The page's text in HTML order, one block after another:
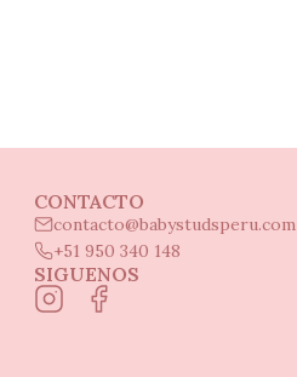
CONTACTO
contacto@babystudsperu.com
+51 950 340 148
SIGUENOS